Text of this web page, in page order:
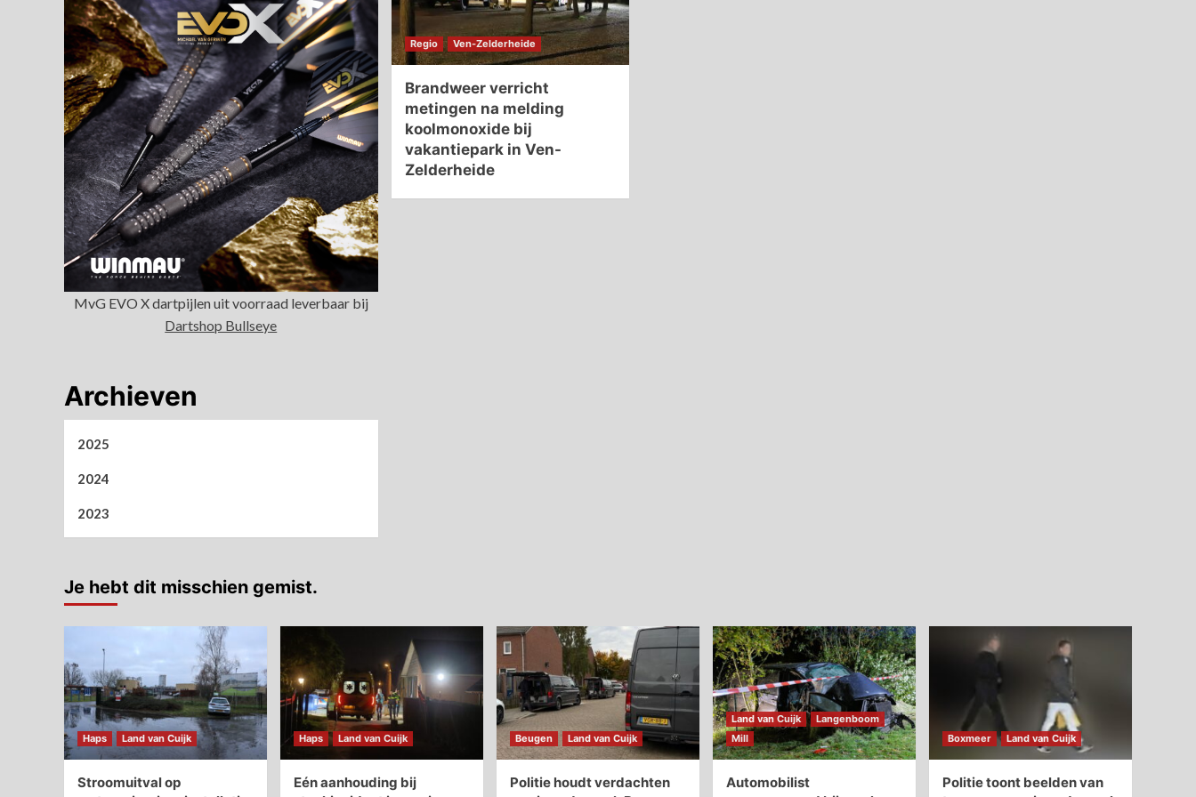
Regio Ven-Zelderheide
Brandweer verricht
metingen na melding
koolmonoxide bij
vakantiepark in Ven-
Zelderheide
MvG EVO X dartpijlen uit voorraad leverbaar bij
Dartshop Bullseye
Archieven
2025
2024
2023
Je hebt dit misschien gemist.
Haps Land van Cuijk
Stroomuitval op
Haps Land van Cuijk
Eén aanhouding bij
Beugen Land van Cuijk
Politie houdt verdachten
Land van Cuijk
Langenboom
Mill
Automobilist
Boxmeer Land van Cuijk
Politie toont beelden van